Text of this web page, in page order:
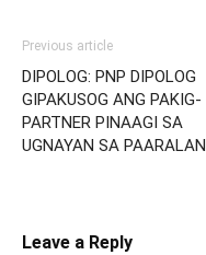
Previous article
DIPOLOG: PNP DIPOLOG
GIPAKUSOG ANG PAKIG-
PARTNER PINAAGI SA
UGNAYAN SA PAARALAN
Leave a Reply